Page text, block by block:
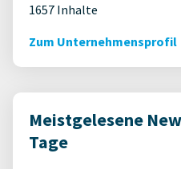
1657 Inhalte
Zum Unternehmensprofil
Meistgelesene
Tage